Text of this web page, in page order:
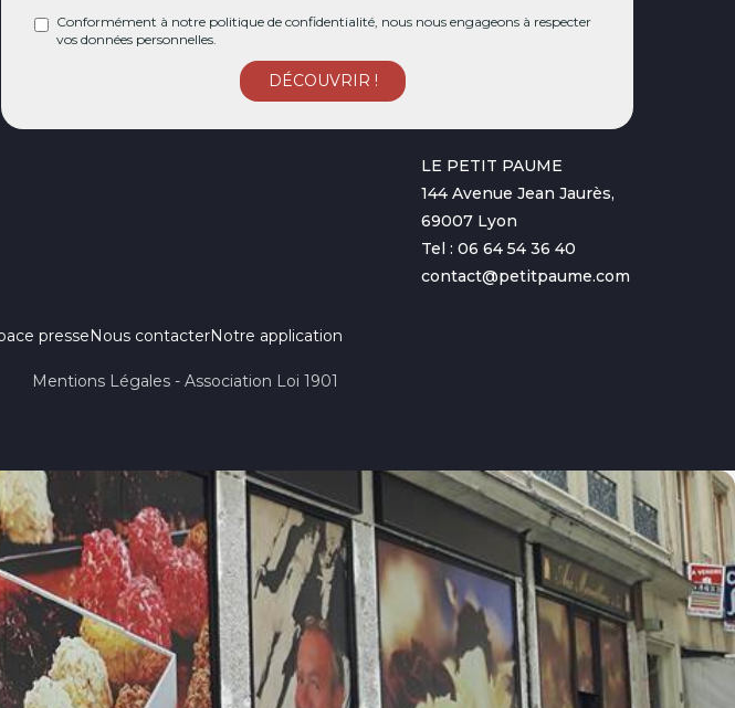
Conformément à notre politique de confidentialité, nous nous engageons à respecter
vos données personnelles.
presseNous contacterNotre application
LE PETIT PAUME
144 Avenue Jean Jaurès,
69007 Lyon
Tel : 06 64 54 36 40
contact@petitpaume.com
Mentions Légales - Association Loi 1901